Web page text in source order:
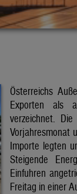
Österreichs
Exporten als
verzeichnet.
Vorjahresmonat
Importe legten
Steigende
Einfuhren
Freitag in einer